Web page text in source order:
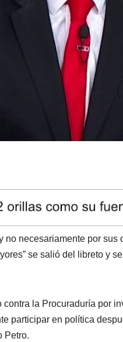
necesariamente por sus
se salió del libreto y
la Procuraduría por
participar en política
Petro.